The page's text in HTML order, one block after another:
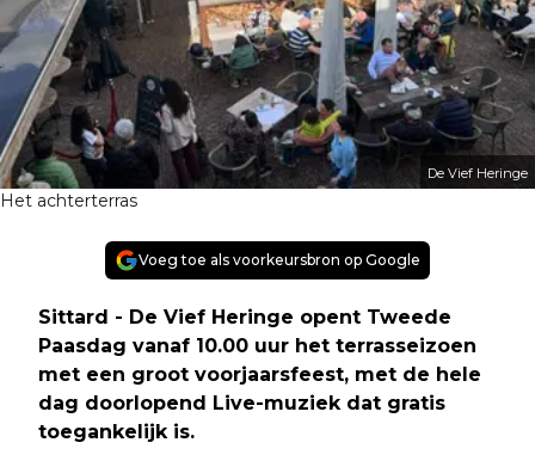
De Vief Heringe
Het achterterras
Voeg toe als voorkeursbron op Google
Sittard - De Vief Heringe opent Tweede
Paasdag vanaf 10.00 uur het terrasseizoen
met een groot voorjaarsfeest, met de hele
dag doorlopend Live-muziek dat gratis
toegankelijk is.